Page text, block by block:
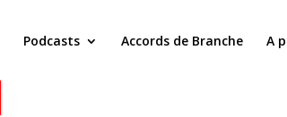
Podcasts Accords de Branche A